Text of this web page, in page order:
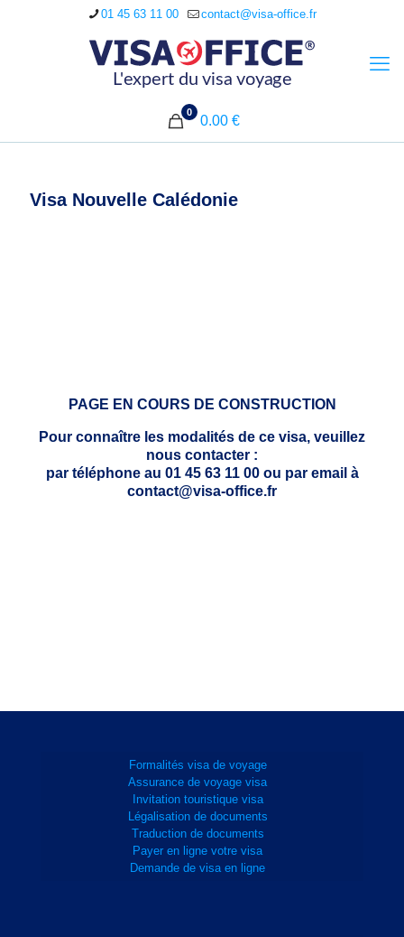
01 45 63 11 00 contact@visa-office.fr
0
0.00 €
Visa Nouvelle Calédonie
PAGE EN COURS DE CONSTRUCTION
Pour connaître les modalités de ce visa, veuillez
nous contacter :
par téléphone au 01 45 63 11 00 ou par email à
contact@visa-office.fr
Formalités visa de voyage
Assurance de voyage visa
Invitation touristique visa
Légalisation de documents
Traduction de documents
Payer en ligne votre visa
Demande de visa en ligne